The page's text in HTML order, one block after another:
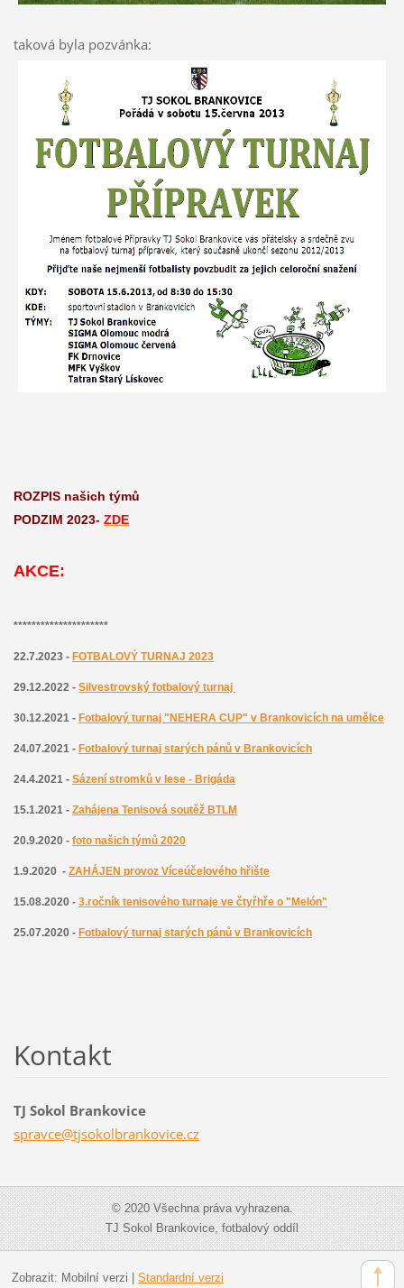
taková byla pozvánka:
ROZPIS našich týmů
PODZIM 2023- ZDE
AKCE:
*********************
22.7.2023 - FOTBALOVÝ TURNAJ 2023
29.12.2022 - Silvestrovský fotbalový turnaj
30.12.2021 - Fotbalový turnaj "NEHERA CUP" v Brankovicích na umělce
24.07.2021 - Fotbalový turnaj starých pánů v Brankovicích
24.4.2021 - Sázení stromků v lese - Brigáda
15.1.2021 - Zahájena Tenisová soutěž BTLM
20.9.2020 - foto našich týmů 2020
1.9.2020 - ZAHÁJEN provoz Víceúčelového hřište
15.08.2020 - 3.ročník tenisového turnaje ve čtyřhře o "Melón"
25.07.2020 - Fotbalový turnaj starých pánů v Brankovicích
Kontakt
TJ Sokol Brankovice
spravce@tjsokolbrankovice.cz
© 2020 Všechna práva vyhrazena.
TJ Sokol Brankovice, fotbalový oddíl
Zobrazit: Mobilní verzi Standardní verzi